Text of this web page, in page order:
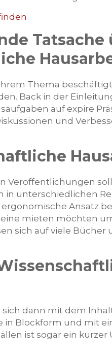
Tatsache
Thema
Back in der
auf expire
und
Veröffentlichungen
unterschiedlichen
Ansatz
mieten möchten
sich auf viele
dann mit dem
in Blockform und mit
ist sogar ein